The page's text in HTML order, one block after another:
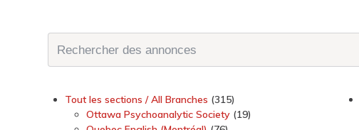
Tout les sections / All Branches (315)
Ottawa Psychoanalytic Society (19)